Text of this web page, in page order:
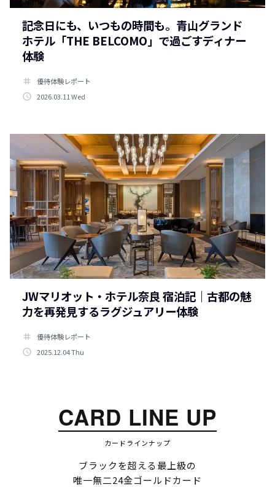
記念日にも、いつもの時間も。青山グランド
ホテル「THE BELCOMO」で過ごすディナー
体験
tag
優待体験レポート
access_time 2026.03.11 Wed
JWマリオット・ホテル奈良 宿泊記｜古都の魅
力を再発見するラグジュアリー体験
tag
優待体験レポート
access_time 2025.12.04 Thu
CARD LINE UP
カードラインナップ
ブラックを超える最上級の
唯一無二24金ゴールドカード